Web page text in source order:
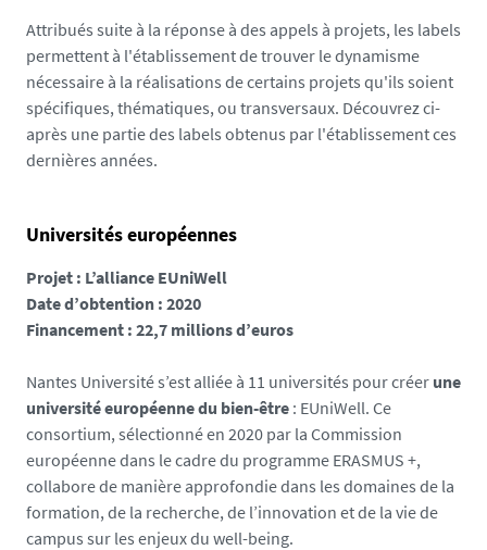
Le bilan
stratégie immobilière de l’université a donc été
adaptée pour que les campus puissent être habités
afin de servir ces objectifs.
Les grands projets immobiliers de Nantes
Université
Franceline Ribard, un nouveau campus au cœur
Attribués suite à la réponse à des appels à projets, les labels
permettent à l'établissement de trouver le dynamisme
nécessaire à la réalisations de certains projets qu'ils soient
spécifiques, thématiques, ou transversaux. Découvrez ci-
après une partie des labels obtenus par l'établissement ces
dernières années.
Universités européennes
Projet : L’alliance EUniWell
Date d’obtention : 2020
Financement : 22,7 millions d’euros
Nantes Université s’est alliée à 11 universités pour créer une
université européenne du bien-être : EUniWell. Ce
consortium, sélectionné en 2020 par la Commission
européenne dans le cadre du programme ERASMUS +,
collabore de manière approfondie dans les domaines de la
formation, de la recherche, de l’innovation et de la vie de
campus sur les enjeux du well-being.